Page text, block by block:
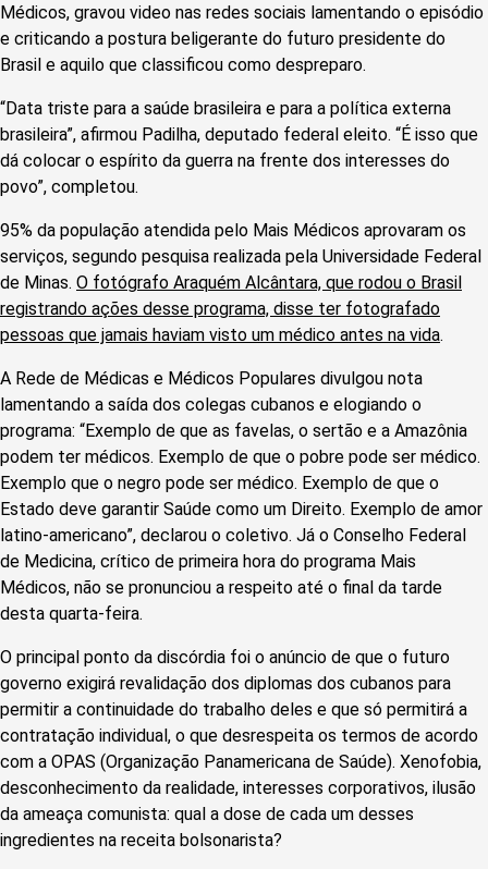
Médicos, gravou video nas redes sociais lamentando o episódio
e criticando a postura beligerante do futuro presidente do
Brasil e aquilo que classificou como despreparo.
“Data triste para a saúde brasileira e para a política externa
brasileira”, afirmou Padilha, deputado federal eleito. “É isso que
dá colocar o espírito da guerra na frente dos interesses do
povo”, completou.
95% da população atendida pelo Mais Médicos aprovaram os
serviços, segundo pesquisa realizada pela Universidade Federal
de Minas. O fotógrafo Araquém Alcântara, que rodou o Brasil
registrando ações desse programa, disse ter fotografado
pessoas que jamais haviam visto um médico antes na vida.
A Rede de Médicas e Médicos Populares divulgou nota
lamentando a saída dos colegas cubanos e elogiando o
programa: “Exemplo de que as favelas, o sertão e a Amazônia
podem ter médicos. Exemplo de que o pobre pode ser médico.
Exemplo que o negro pode ser médico. Exemplo de que o
Estado deve garantir Saúde como um Direito. Exemplo de amor
latino-americano”, declarou o coletivo. Já o Conselho Federal
de Medicina, crítico de primeira hora do programa Mais
Médicos, não se pronunciou a respeito até o final da tarde
desta quarta-feira.
O principal ponto da discórdia foi o anúncio de que o futuro
governo exigirá revalidação dos diplomas dos cubanos para
permitir a continuidade do trabalho deles e que só permitirá a
contratação individual, o que desrespeita os termos de acordo
com a OPAS (Organização Panamericana de Saúde). Xenofobia,
desconhecimento da realidade, interesses corporativos, ilusão
da ameaça comunista: qual a dose de cada um desses
ingredientes na receita bolsonarista?